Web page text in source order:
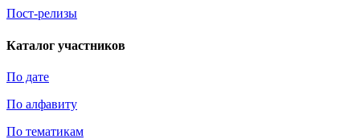
Пост-релизы
Каталог участников
По дате
По алфавиту
По тематикам